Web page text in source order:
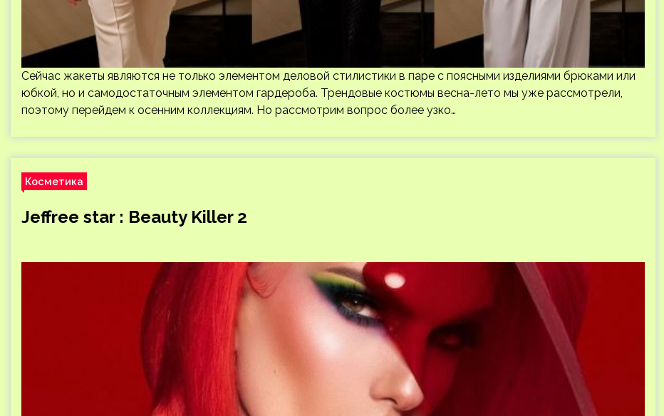
Сейчас жакеты являются не только элементом деловой стилистики в паре с поясными изделиями брюками или
юбкой, но и самодостаточным элементом гардероба. Трендовые костюмы весна-лето мы уже рассмотрели,
поэтому перейдем к осенним коллекциям. Но рассмотрим вопрос более узко…
Косметика
Jeffree star : Beauty Killer 2